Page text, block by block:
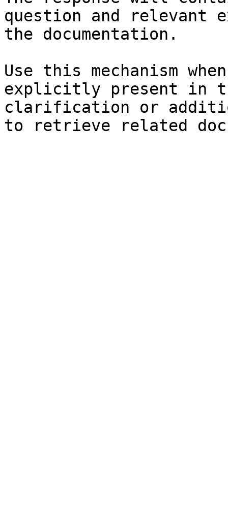
question and relevant
the documentation.
Use this mechanism
explicitly present in
clarification or